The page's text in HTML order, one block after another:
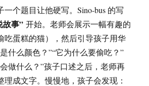
一个题目让他硬写。Sino-bus 的写
故事” 开始。老师会展示一幅有趣的
吃蛋糕的猫），然后引导孩子用华
什么颜色？”“它为什么要偷吃？”
做什么？”孩子口述之后，老师再
理成文字。慢慢地，孩子会发现：